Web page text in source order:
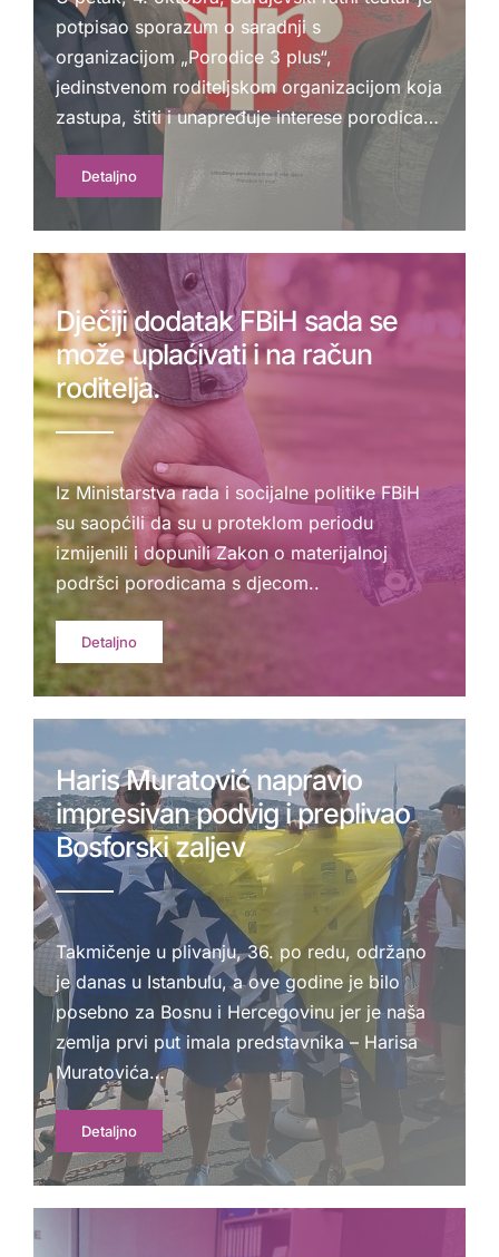
potpisao sporazum o saradnji s
organizacijom „Porodice 3 plus“,
jedinstvenom roditeljskom organizacijom koja
zastupa, štiti i unapređuje interese porodica…
Detaljno
Dječiji dodatak FBiH sada se
može uplaćivati i na račun
roditelja.
Iz Ministarstva rada i socijalne politike FBiH
su saopćili da su u proteklom periodu
izmijenili i dopunili Zakon o materijalnoj
podršci porodicama s djecom..
Detaljno
Haris Muratović napravio
impresivan podvig i preplivao
Bosforski zaljev
Takmičenje u plivanju, 36. po redu, održano
je danas u Istanbulu, a ove godine je bilo
posebno za Bosnu i Hercegovinu jer je naša
zemlja prvi put imala predstavnika – Harisa
Muratovića…
Detaljno